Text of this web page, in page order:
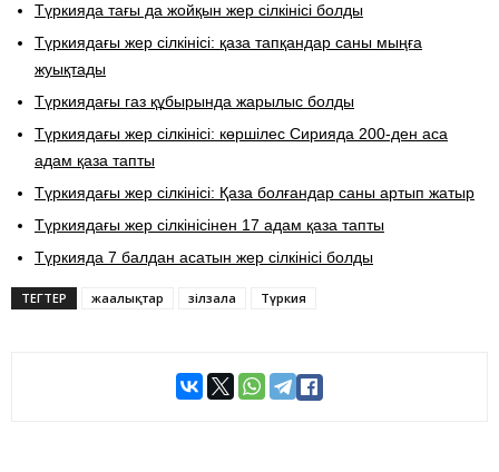
Түркияда тағы да жойқын жер сілкінісі болды
Түркиядағы жер сілкінісі: қаза тапқандар саны мыңға
жуықтады
Түркиядағы газ құбырында жарылыс болды
Түркиядағы жер сілкінісі: көршілес Сирияда 200-ден аса
адам қаза тапты
Түркиядағы жер сілкінісі: Қаза болғандар саны артып жатыр
Түркиядағы жер сілкінісінен 17 адам қаза тапты
Түркияда 7 балдан асатын жер сілкінісі болды
ТЕГТЕР жаңалықтар зілзала Түркия